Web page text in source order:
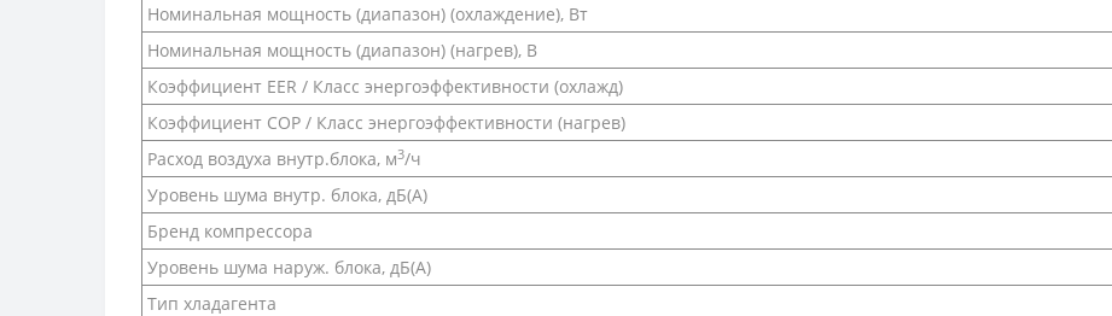
Номинальная мощность (диапазон) (охлаждение), Вт
Номинальная мощность (диапазон) (нагрев), В
Коэффициент EER / Класс энергоэффективности (охлажд)
Коэффициент COP / Класс энергоэффективности (нагрев)
Расход воздуха внутр.блока, м3/ч
Уровень шума внутр. блока, дБ(А)
Бренд компрессора
Уровень шума наруж. блока, дБ(А)
Тип хладагента